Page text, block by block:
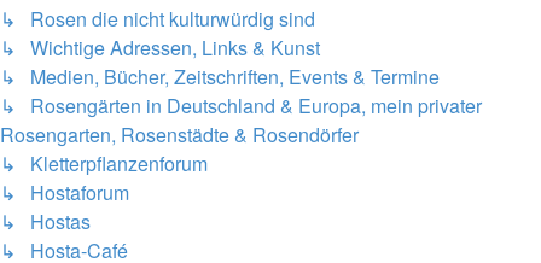
↳ Rosen die nicht kulturwürdig sind
↳ Wichtige Adressen, Links & Kunst
↳ Medien, Bücher, Zeitschriften, Events & Termine
↳ Rosengärten in Deutschland & Europa, mein privater
Rosengarten, Rosenstädte & Rosendörfer
↳ Kletterpflanzenforum
↳ Hostaforum
↳ Hostas
↳ Hosta-Café